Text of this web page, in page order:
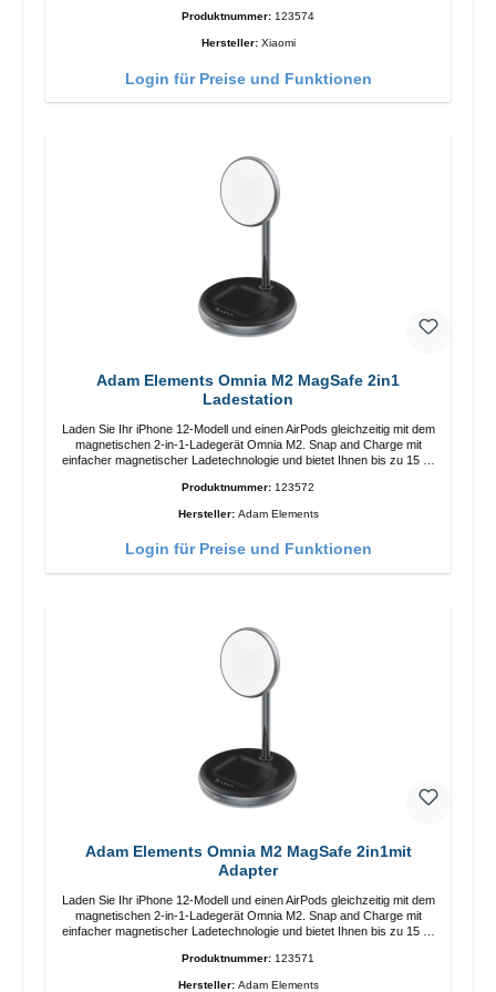
Produktnummer: 123574
Hersteller: Xiaomi
Login für Preise und Funktionen
Adam Elements Omnia M2 MagSafe 2in1
Ladestation
Laden Sie Ihr iPhone 12-Modell und einen AirPods gleichzeitig mit dem
magnetischen 2-in-1-Ladegerät Omnia M2. Snap and Charge mit
einfacher magnetischer Ladetechnologie und bietet Ihnen bis zu 15 W
ermöglicht das Design mit einstellbarem Ladewinkel eine einfache
Serie Laden Sie Ihr iPhone bequem vertikal oder horizontal auf Auf
Produktnummer: 123572
Hersteller: Adam Elements
Login für Preise und Funktionen
Adam Elements Omnia M2 MagSafe 2in1mit
Adapter
Laden Sie Ihr iPhone 12-Modell und einen AirPods gleichzeitig mit dem
magnetischen 2-in-1-Ladegerät Omnia M2. Snap and Charge mit
einfacher magnetischer Ladetechnologie und bietet Ihnen bis zu 15 W
ermöglicht das Design mit einstellbarem Ladewinkel eine einfache
Produktnummer: 123571
Hersteller: Adam Elements